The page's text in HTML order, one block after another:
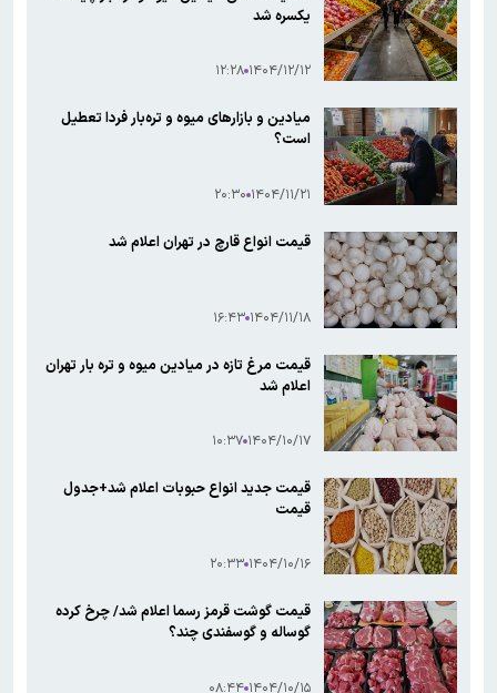
یکسره شد
۱۴۰۴/۱۲/۱۲ ۱۲:۲۸
میادین و بازارهای میوه و تره‌بار فردا تعطیل
است؟
۱۴۰۴/۱۱/۲۱ ۲۰:۳۰
قیمت انواع قارچ در تهران اعلام شد
۱۴۰۴/۱۱/۱۸ ۱۶:۴۳
قیمت مرغ تازه در میادین میوه و تره بار تهران
اعلام شد
۱۴۰۴/۱۰/۱۷ ۱۰:۳۷
قیمت جدید انواع حبوبات اعلام شد+جدول
قیمت
۱۴۰۴/۱۰/۱۶ ۲۰:۳۳
قیمت گوشت قرمز رسما اعلام شد/ چرخ کرده
گوساله و گوسفندی چند؟
۱۴۰۴/۱۰/۱۵ ۰۸:۴۴